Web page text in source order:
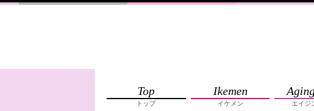
Top
トップ
Ikemen
イケメン エイジ